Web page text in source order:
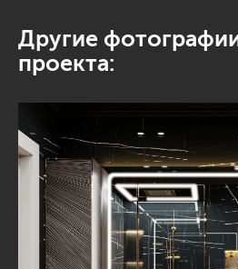
Другие
проекта: